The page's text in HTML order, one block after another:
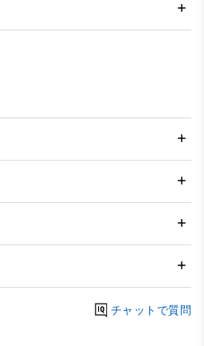
チャットで質問